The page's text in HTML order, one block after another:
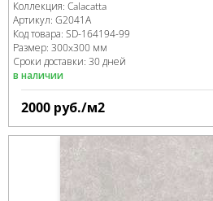
Коллекция: Calacatta
Артикул: G2041A
Код товара: SD-164194-99
Размер: 300x300 мм
Сроки доставки: 30 дней
в наличии
2000 руб./м2